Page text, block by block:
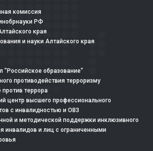
комиссия
РФ
края
и науки Алтайского края
"Российское образование"
противодействия терроризму
против террора
центр высшего профессионального
с инвалидностью и ОВЗ
и методической поддержки инклюзивного
инвалидов и лиц с ограниченными